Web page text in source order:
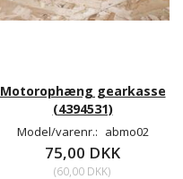
Motorophæng gearkasse
(4394531)
Model/varenr.: abmo02
75,00 DKK
(60,00 DKK)